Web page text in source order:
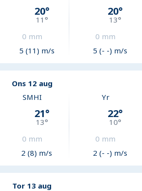
20°
11 °
0 mm
5 (11) m/s
20°
13°
0 mm
5 (- -) m/s
Ons 12 aug
SMHI
21°
13°
0 mm
2 (8) m/s
Yr
22°
10°
0 mm
2 (- -) m/s
Tor 13 aug